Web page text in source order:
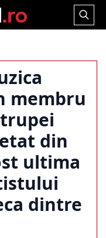
Search
membru
din
ultima
dintre